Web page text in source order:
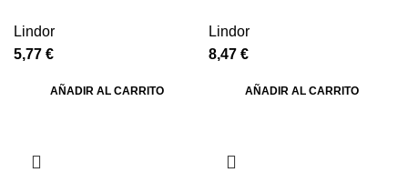
Lindor
5,77 €
AÑADIR AL CARRITO
Lindor
8,47 €
AÑADIR AL CARRITO